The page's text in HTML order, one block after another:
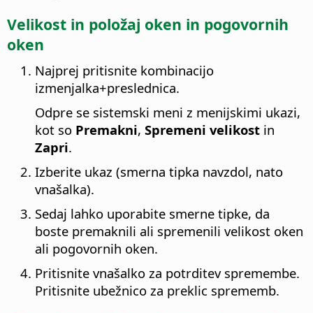
Velikost in položaj oken in pogovornih
oken
Najprej pritisnite kombinacijo
izmenjalka+preslednica.
Odpre se sistemski meni z menijskimi ukazi,
kot so Premakni, Spremeni velikost in
Zapri.
Izberite ukaz (smerna tipka navzdol, nato
vnašalka).
Sedaj lahko uporabite smerne tipke, da
boste premaknili ali spremenili velikost oken
ali pogovornih oken.
Pritisnite vnašalko za potrditev spremembe.
Pritisnite ubežnico za preklic sprememb.